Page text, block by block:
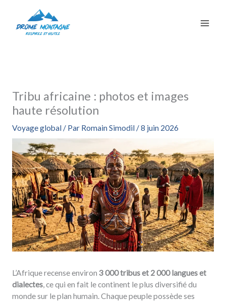
contenu
Tribu africaine : photos et images
haute résolution
Voyage global/ Par Romain Simodil /8 juin 2026
L’Afrique recense environ 3 000 tribus et 2 000 langues et
dialectes, ce qui en fait le continent le plus diversifié du
monde sur le plan humain. Chaque peuple possède ses